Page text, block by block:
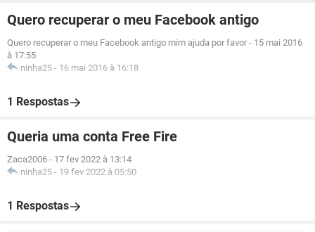
Quero recuperar o meu Facebook antigo
Quero recuperar o meu Facebook antigo mim ajuda por favor - 15 mai 2016
à 17:55
ninha25 - 16 mai 2016 à 16:18
1 Respostas
Queria uma conta Free Fire
Zaca2006 - 17 fev 2022 à 13:14
ninha25 - 19 fev 2022 à 05:50
1 Respostas